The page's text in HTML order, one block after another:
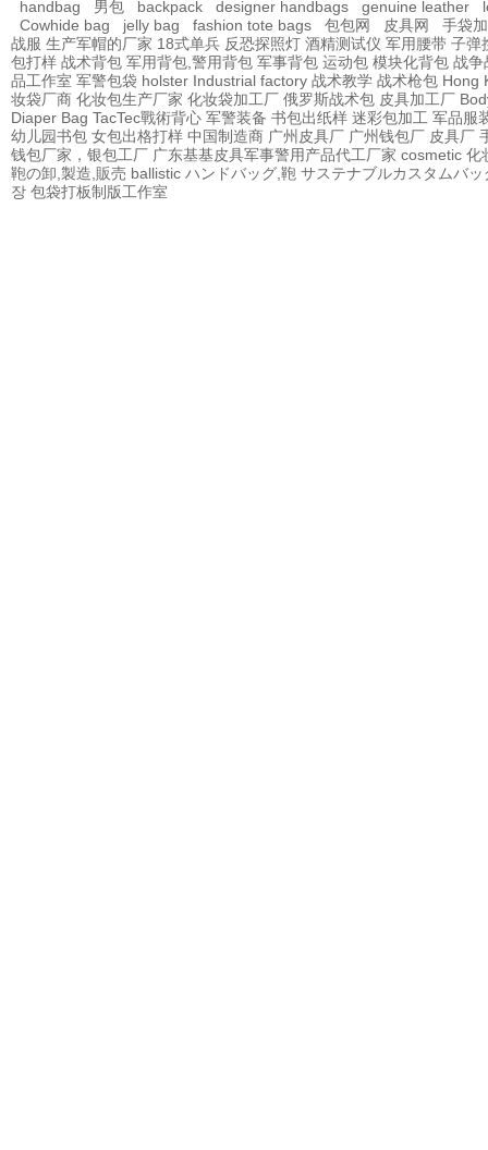
handbag 男包 backpack designer handbags genuine leather
Cowhide bag
jelly bag fashion tote bags 包包网 皮具网
手袋
战服 生产军帽的厂家 18式单兵 反恐探照灯 酒精测试仪 军用腰带 子弹
包打样 战术背包 军用背包,警用背包 军事背包 运动包 模块化背包 战争
品工作室 军警包袋 holster Industrial factory 战术教学 战术枪包 Hong
妆袋厂商 化妆包生产厂家 化妆袋加工厂 俄罗斯战术包 皮具加工厂
Diaper Bag TacTec戰術背心 军警装备 书包出纸样 迷彩包加工 军品服
幼儿园书包 女包出格打样 中国制造商 广州皮具厂 广州钱包厂 皮具厂
钱包厂家，银包工厂 广东基基皮具军事警用产品代工厂家 cosmetic 化
鞄の卸,製造,販売 ballistic ハンドバッグ,鞄 サステナブルカスタムバッ
장 包袋打板制版工作室